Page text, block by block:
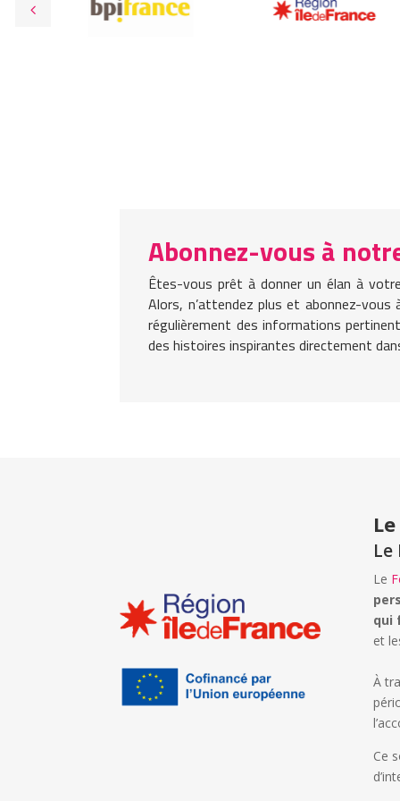
Abonnez-vous à
Êtes-vous prêt à donner un élan à
Alors, n’attendez plus et abonnez-
régulièrement des informations
des histoires inspirantes directement
Le
Le
Le
qui
et
À
Ce